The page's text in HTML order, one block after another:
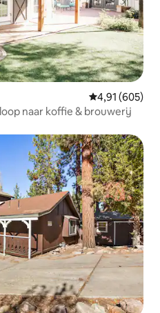
Gemiddelde
4,91 (605)
naar koffie & brouwerij